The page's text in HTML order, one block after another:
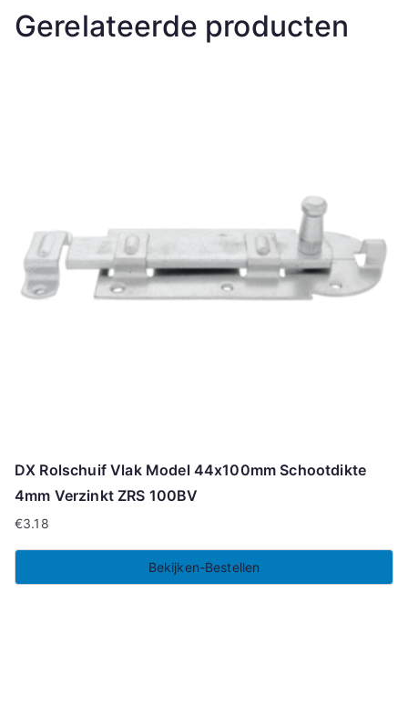
Gerelateerde producten
DX Rolschuif Vlak Model 44x100mm Schootdikte
4mm Verzinkt ZRS 100BV
€3.18
Bekijken-Bestellen